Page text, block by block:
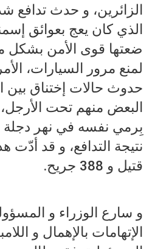
الزائرين، و حدث تدافع
الذي كان يعج بعوائق
ضعتها قوى الأمن بشكل
لمنع مرور السيارات،
حدوث حالات إختناق بين
البعض منهم تحت الأرجل،
بِرمي نفسه في نهر دجلة
قتيل و 388 جريح.
و سارع الوزراء و
الإتهامات بالإهمال و